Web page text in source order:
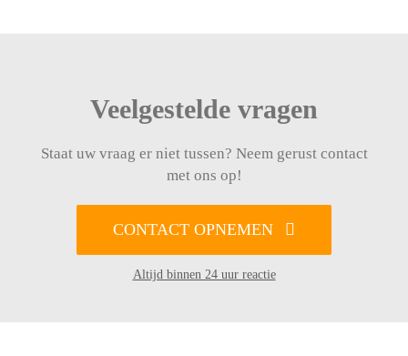
Veelgestelde vragen
Staat uw vraag er niet tussen? Neem gerust contact
met ons op!
CONTACT OPNEMEN
Altijd binnen 24 uur reactie